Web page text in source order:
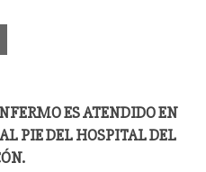
ES ATENDIDO EN
PIE DEL HOSPITAL DEL